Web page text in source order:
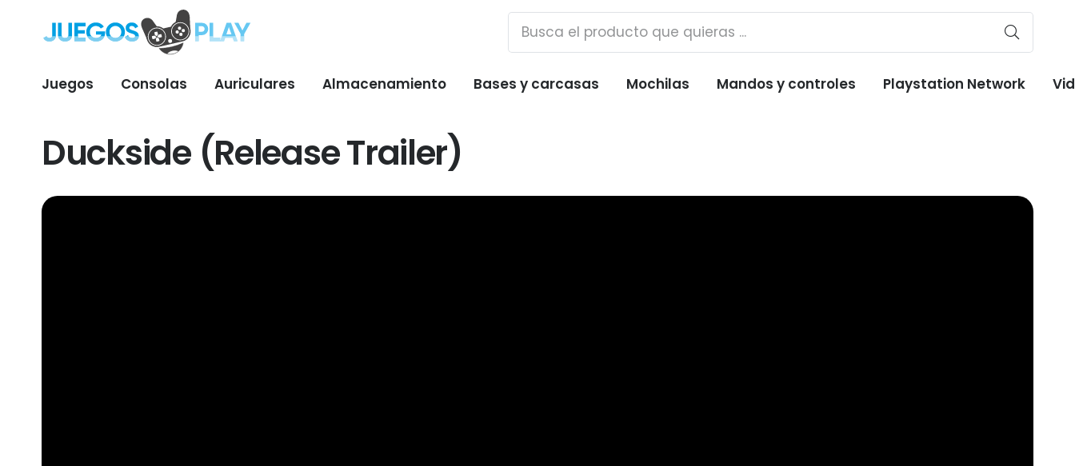
Juegos Consolas Auriculares Almacenamiento Bases y carcasas Mochilas Mandos y controles Playstation Network
Duckside (Release Trailer)